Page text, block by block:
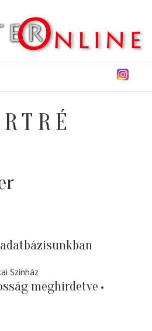
Szinház
meghirdetve